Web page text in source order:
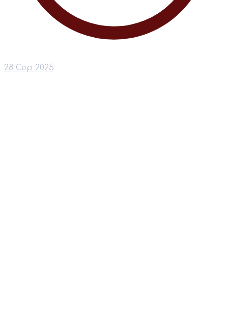
28 Сер 2025